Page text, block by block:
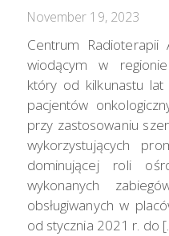
November 19, 2023
Centrum
wiodącym w
który od kilkunastu
pacjentów
przy zastosowaniu
wykorzystujących
dominującej roli
wykonanych
obsługiwanych w
od stycznia 2021 r. do